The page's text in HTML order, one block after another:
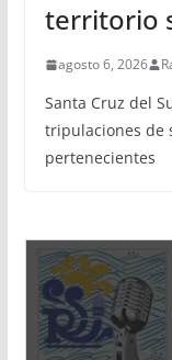
territorio
agosto 6, 2026
Santa Cruz del
tripulaciones de
pertenecientes